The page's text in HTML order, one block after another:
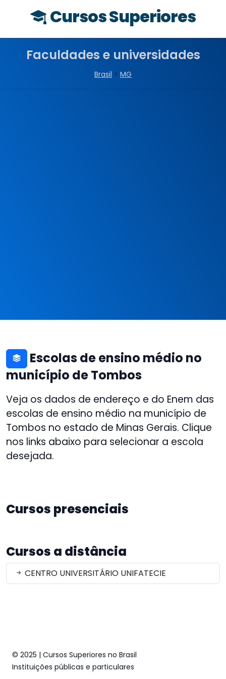
Cursos Superiores
Faculdades e universidades
Brasil > MG
Escolas de ensino médio no
município de Tombos
Veja os dados de endereço e do Enem das
escolas de ensino médio na município de
Tombos no estado de Minas Gerais. Clique
nos links abaixo para selecionar a escola
desejada.
Cursos presenciais
Cursos a distância
CENTRO UNIVERSITÁRIO UNIFATECIE
© 2025 | Cursos Superiores no Brasil
Instituições públicas e particulares